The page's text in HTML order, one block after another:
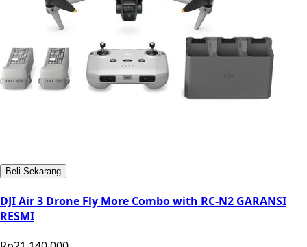
Beli Sekarang
DJI Air 3 Drone Fly More Combo with RC-N2 GARANSI
RESMI